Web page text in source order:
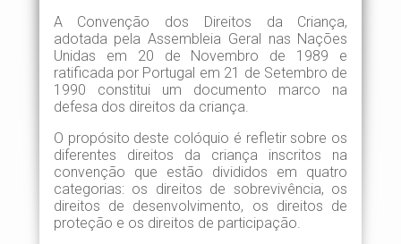
A Convenção dos Direitos da Criança,
adotada pela Assembleia Geral nas Nações
Unidas em 20 de Novembro de 1989 e
ratificada por Portugal em 21 de Setembro de
1990 constitui um documento marco na
defesa dos direitos da criança.
O propósito deste colóquio é refletir sobre os
diferentes direitos da criança inscritos na
convenção que estão divididos em quatro
categorias: os direitos de sobrevivência, os
direitos de desenvolvimento, os direitos de
proteção e os direitos de participação.